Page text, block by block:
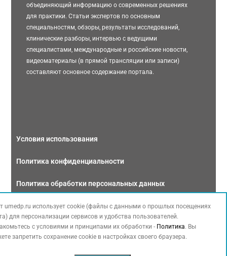
объединяющий информацию о современных решениях
для практики. Статьи экспертов по основным
специальностям, обзоры, результаты исследований,
клинические разборы, интервью с ведущими
специалистами, международные и российские новости,
видеоматериалы (в прямой трансляции или записи)
составляют основное содержание портала.
Условия использования
Политика конфиденциальности
Политика обработки персональных данных
Связаться с нами
umedp.ru использует cookie (файлы с данными о прошлых посещениях
для персонализации сервисов и удобства пользователей.
с условиями и принципами их обработки - Политика. Вы
запретить сохранение cookie в настройках своего браузера.